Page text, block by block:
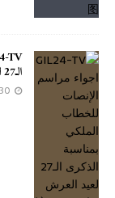
الـ27 لعيد العرش بولاية وجدة